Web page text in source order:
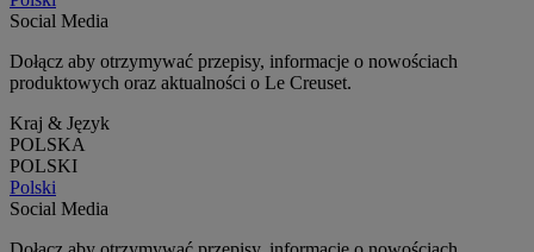
Social Media
Dołącz aby otrzymywać przepisy, informacje o nowościach
produktowych oraz aktualności o Le Creuset.
Kraj & Język
POLSKA
POLSKI
Polski
Social Media